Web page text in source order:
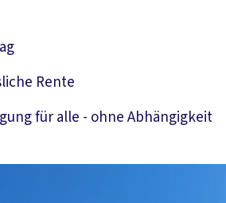
Rente
für alle - ohne Abhängigkeit